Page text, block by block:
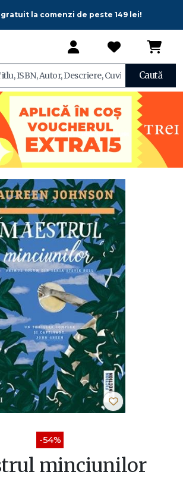
la comenzi de peste 149 lei!
Caută
-54%
minciunilor